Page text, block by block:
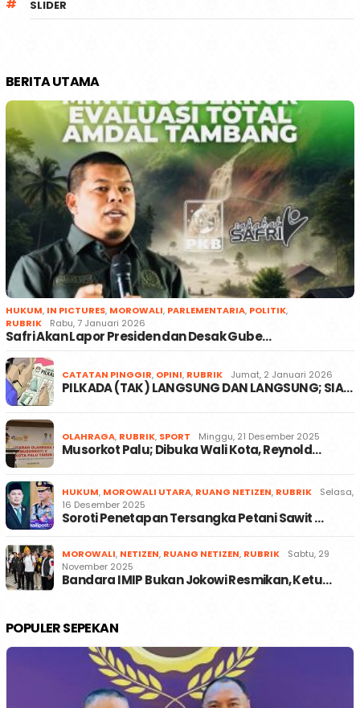
SLIDER
BERITA UTAMA
HUKUM, IN PICTURES, MOROWALI, PARLEMENTARIA, POLITIK,
RUBRIK
Rabu, 7 Januari 2026
Safri Akan Lapor Presiden dan Desak Gube…
CATATAN PINGGIR, OPINI, RUBRIK Jumat, 2 Januari 2026
PILKADA (TAK) LANGSUNG DAN LANGSUNG; SIA…
OLAHRAGA, RUBRIK, SPORT Minggu, 21 Desember 2025
Musorkot Palu; Dibuka Wali Kota, Reynold…
HUKUM, MOROWALI UTARA, RUANG NETIZEN, RUBRIK
Selasa,
16 Desember 2025
Soroti Penetapan Tersangka Petani Sawit …
MOROWALI, NETIZEN, RUANG NETIZEN, RUBRIK
Sabtu, 29
November 2025
Bandara IMIP Bukan Jokowi Resmikan, Ketu…
POPULER SEPEKAN